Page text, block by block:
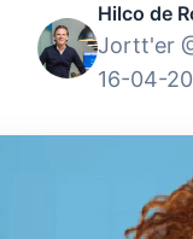
Hilco de
Jortt'er
16-04-